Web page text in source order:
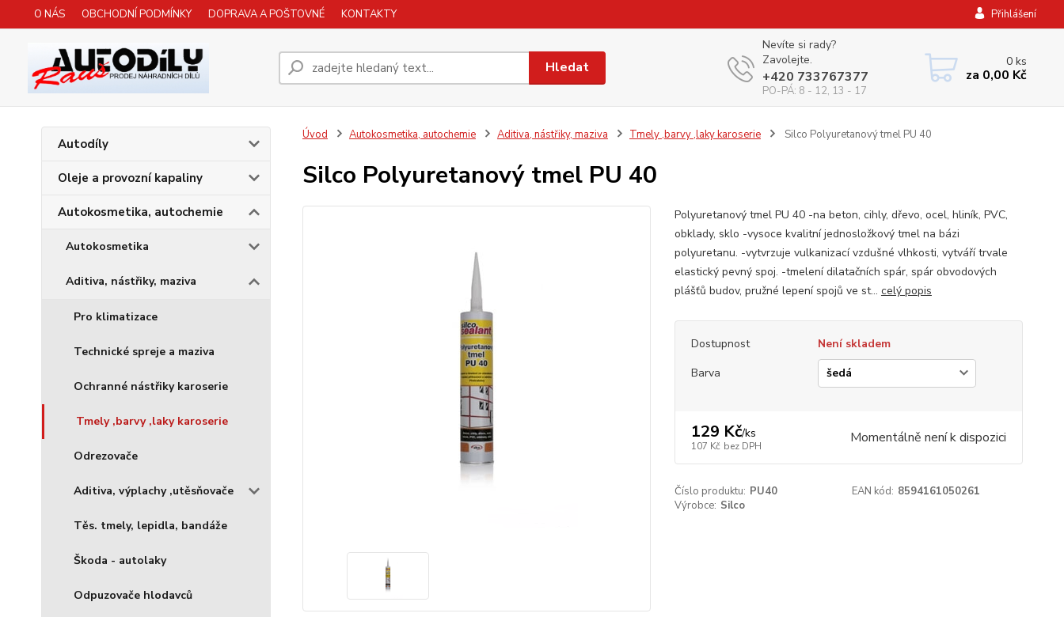
O NÁS OBCHODNÍ PODMÍNKY DOPRAVA A POŠTOVNÉ KONTAKTY Přihlášení
Hledat
Nevíte si rady?
Zavolejte.
+420 733767377
PO-PÁ: 8 - 12, 13 - 17
0 ks
za 0,00 Kč
Autodíly
Oleje a provozní kapaliny
Autokosmetika, autochemie
Autokosmetika
Aditiva, nástřiky, maziva
Pro klimatizace
Technické spreje a maziva
Ochranné nástřiky karoserie
Tmely ,barvy ,laky karoserie
Odrezovače
Aditiva, výplachy ,utěsňovače
Těs. tmely, lepidla, bandáže
Škoda - autolaky
Odpuzovače hlodavců
Úvod Autokosmetika, autochemie Aditiva, nástřiky, maziva Tmely ,barvy ,laky karoserie Silco Polyuretanový tmel PU 40
Silco Polyuretanový tmel PU 40
Polyuretanový tmel PU 40 -na beton, cihly, dřevo, ocel, hliník, PVC,
obklady, sklo -vysoce kvalitní jednosložkový tmel na bázi
polyuretanu. -vytvrzuje vulkanizací vzdušné vlhkosti, vytváří trvale
elastický pevný spoj. -tmelení dilatačních spár, spár obvodových
plášťů budov, pružné lepení spojů ve st... celý popis
Dostupnost
Není skladem
Barva
129 Kč/ks
107 Kč bez DPH Momentálně není k dispozici
Číslo produktu: PU40 EAN kód: 8594161050261
Výrobce: Silco